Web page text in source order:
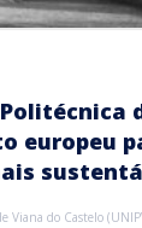
europeu
Viana do Castelo